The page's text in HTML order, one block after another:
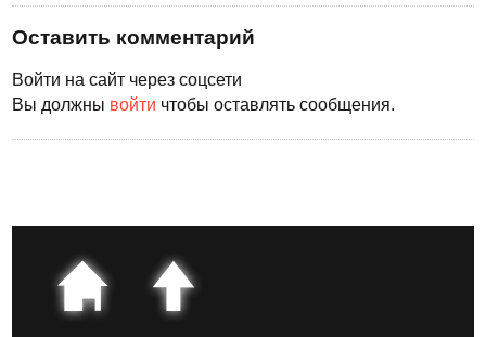
Оставить комментарий
Войти на сайт через соцсети
Вы должны войти чтобы оставлять сообщения.